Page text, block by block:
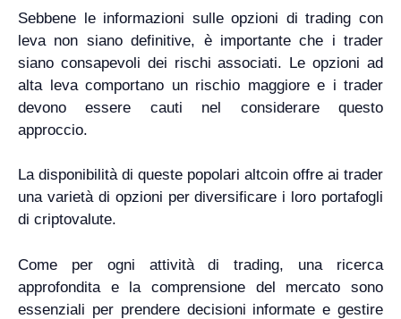
Sebbene le informazioni sulle opzioni di trading con
leva non siano definitive, è importante che i trader
siano consapevoli dei rischi associati. Le opzioni ad
alta leva comportano un rischio maggiore e i trader
devono essere cauti nel considerare questo
approccio.
La disponibilità di queste popolari altcoin offre ai trader
una varietà di opzioni per diversificare i loro portafogli
di criptovalute.
Come per ogni attività di trading, una ricerca
approfondita e la comprensione del mercato sono
essenziali per prendere decisioni informate e gestire